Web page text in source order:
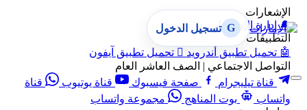
الإشعارات
🔔 إدارة الإشعارات
التطبيقات
🤖 تحميل تطبيق أندرويد  تحميل تطبيق آيفون
التواصل الاجتماعي | الصف العاشر العام
قناة تيليجرام
صفحة فيسبوك قناة يوتيوب
قناة
واتساب
بوت المناهج
مجموعة واتساب
G تسجيل الدخول